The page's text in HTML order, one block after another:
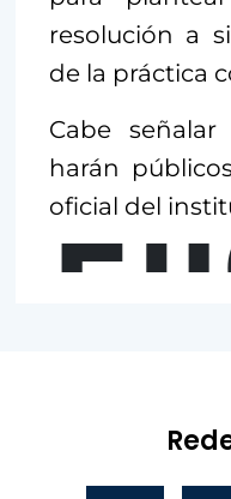
resolución a
de la práctica
Cabe
harán
oficial del